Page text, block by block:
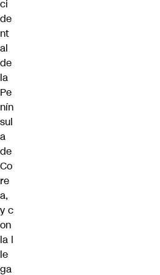
ci
de
nt
al
de
la
Pe
nín
sul
a
de
Co
re
a,
y c
on
la l
le
ga